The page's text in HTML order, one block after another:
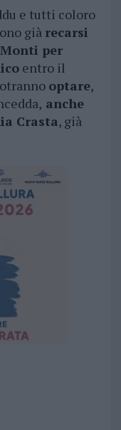
e tutti coloro
già recarsi
per
entro il
optare,
anche
Crasta, già